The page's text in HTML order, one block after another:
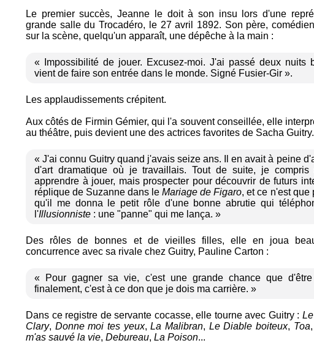
Le premier succès, Jeanne le doit à son insu lors d'une
grande salle du Trocadéro, le 27 avril 1892. Son père,
sur la scène, quelqu'un apparaît, une dépêche à la main :
« Impossibilité de jouer. Excusez-moi. J'ai passé deux nuits
vient de faire son entrée dans le monde. Signé Fusier-Gir ».
Les applaudissements crépitent.
Aux côtés de Firmin Gémier, qui l'a souvent conseillée, elle
au théâtre, puis devient une des actrices favorites de Sacha Guitry.
« J'ai connu Guitry quand j'avais seize ans. Il en avait à peine
d'art dramatique où je travaillais. Tout de suite, je
apprendre à jouer, mais prospecter pour découvrir de futurs
réplique de Suzanne dans leMariage de Figaro, et ce n'est que
qu'il me donna le petit rôle d'une bonne abrutie qui
l'Illusionniste : une "panne" qui me lança. »
Des rôles de bonnes et de vieilles filles, elle en joua
concurrence avec sa rivale chez Guitry, Pauline Carton :
« Pour gagner sa vie, c'est une grande chance que
finalement, c'est à ce don que je dois ma carrière. »
Dans ce registre de servante cocasse, elle tourne avec Guitry :
Clary, Donne moi tes yeux,La Malibran, Le Diable boiteux, Toa
m'as sauvé la vie, Debureau, La Poison...